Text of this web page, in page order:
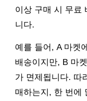
이상 구매 시 무료
니다.
예를 들어, A 마켓
배송이지만, B 마
가 면제됩니다. 따
매하는지, 한 번에